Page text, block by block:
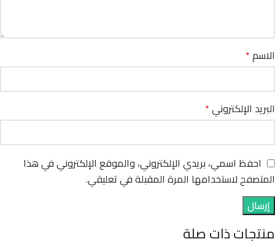
الاسم*
البريد الإلكتروني*
احفظ اسمي، بريدي الإلكتروني، والموقع الإلكتروني في هذا
المتصفح لاستخدامها المرة المقبلة في تعليقي.
منتجات ذات صلة